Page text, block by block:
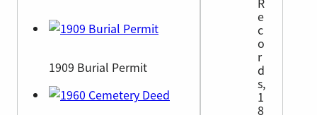
1909 Burial Permit
e
c
o
r
d
s,
1
8